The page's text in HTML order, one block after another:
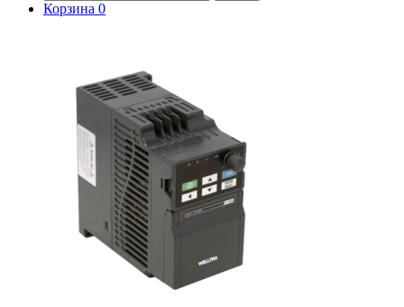
Корзина 0